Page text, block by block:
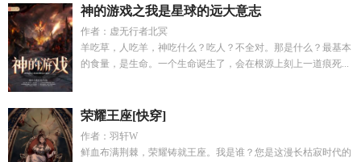
神的游戏之我是星球的远大意志
作者：虚无行者北冥
羊吃草，人吃羊，神吃什么？吃人？不全对。那是什么？最基本
的食量，是生命。一个生命诞生了，会在根源上刻上一道痕死...
荣耀王座[快穿]
作者：羽轩W
鲜血布满荆棘，荣耀铸就王座。我是谁？您是这漫长枯寂时代的